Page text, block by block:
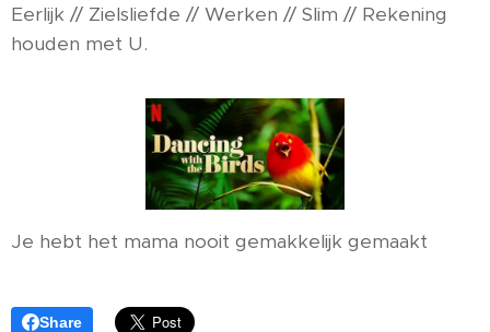
Eerlijk // Zielsliefde // Werken // Slim // Rekening
houden met U.
Je hebt het mama nooit gemakkelijk gemaakt 😊
Share